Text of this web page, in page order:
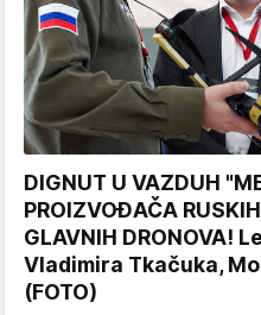
DIGNUT U VAZDUH
PROIZVOĐAČA
GLAVNIH DRONOVA!
Vladimira Tkačuka,
(FOTO)